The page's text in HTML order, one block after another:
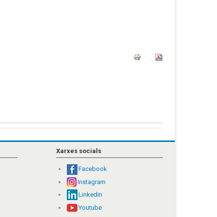
Xarxes socials
Facebook
Instagram
Linkedin
Youtube